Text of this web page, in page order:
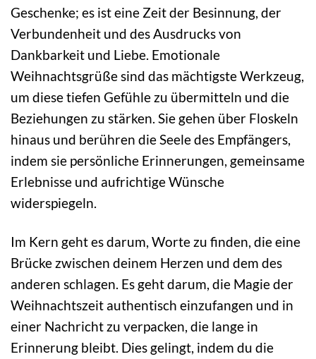
Geschenke; es ist eine Zeit der Besinnung, der
Verbundenheit und des Ausdrucks von
Dankbarkeit und Liebe. Emotionale
Weihnachtsgrüße sind das mächtigste Werkzeug,
um diese tiefen Gefühle zu übermitteln und die
Beziehungen zu stärken. Sie gehen über Floskeln
hinaus und berühren die Seele des Empfängers,
indem sie persönliche Erinnerungen, gemeinsame
Erlebnisse und aufrichtige Wünsche
widerspiegeln.
Im Kern geht es darum, Worte zu finden, die eine
Brücke zwischen deinem Herzen und dem des
anderen schlagen. Es geht darum, die Magie der
Weihnachtszeit authentisch einzufangen und in
einer Nachricht zu verpacken, die lange in
Erinnerung bleibt. Dies gelingt, indem du die